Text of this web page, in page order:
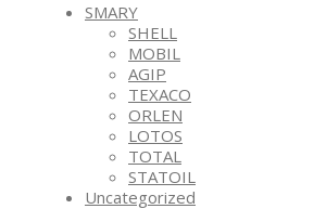
SMARY
SHELL
MOBIL
AGIP
TEXACO
ORLEN
LOTOS
TOTAL
STATOIL
Uncategorized